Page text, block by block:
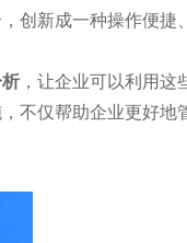
创新成一种操作便捷
，让企业可以利用这
不仅帮助企业更好地